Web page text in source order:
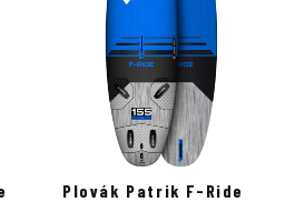
Plovák Patrik F-Ride